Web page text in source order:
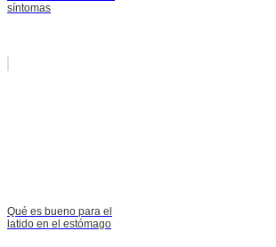
síntomas
Qué es bueno para el
latido en el estómago